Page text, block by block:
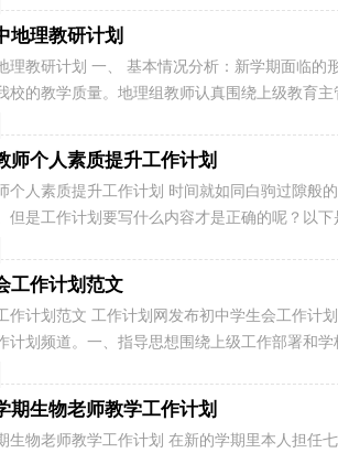
地理教研计划
理教研计划 一、 基本情况分析：新学期面临的
校的教学质量。地理组教师认真围绕上级教育主
师个人素质提升工作计划
个人素质提升工作计划 时间就如同白驹过隙般
但是工作计划要写什么内容才是正确的呢？以下
工作计划范文
作计划范文 工作计划网发布初中学生会工作计
计划频道。一、指导思想围绕上级工作部署和学
期生物老师教学工作计划
生物老师教学工作计划 在新的学期里本人担任